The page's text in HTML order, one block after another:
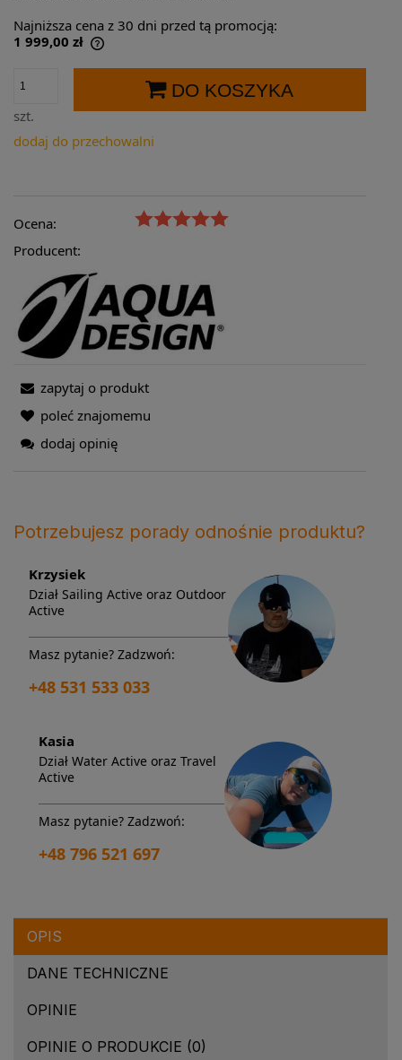
Najniższa cena z 30 dni przed tą promocją:
1 999,00 zł
momentu, kiedy produkt pojawił się w
sprzedaży.
szt.
DO KOSZYKA
dodaj do przechowalni
Ocena:
Producent:
zapytaj o produkt
poleć znajomemu
dodaj opinię
Potrzebujesz porady odnośnie produktu?
Krzysiek
Dział Sailing Active oraz Outdoor
Active
Masz pytanie? Zadzwoń:
+48 531 533 033
Kasia
Dział Water Active oraz Travel
Active
Masz pytanie? Zadzwoń:
+48 796 521 697
OPIS
DANE TECHNICZNE
OPINIE
OPINIE O PRODUKCIE (0)